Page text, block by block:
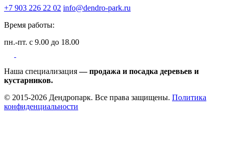
+7 903 226 22 02 info@dendro-park.ru
Время работы:
пн.-пт. с 9.00 до 18.00
Наша специализация— продажа и посадка деревьев и
кустарников.
© 2015-2026 Дендропарк. Все права защищены. Политика
конфиденциальности